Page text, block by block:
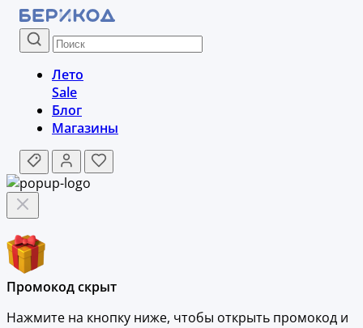
Лето
Sale
Блог
Магазины
Промокод скрыт
Нажмите на кнопку ниже, чтобы открыть промокод и